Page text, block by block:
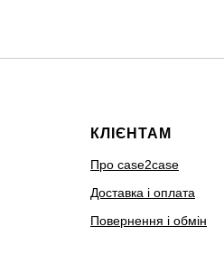
КЛІЄНТАМ
Про case2case
Доставка і оплата
Повернення і обмін